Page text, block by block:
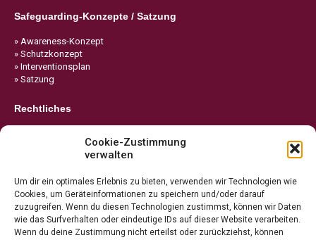
Cookie-Zustimmung
verwalten
Um dir ein optimales Erlebnis zu bieten, verwenden wir Technologien wie
Cookies, um Geräteinformationen zu speichern und/oder darauf
zuzugreifen. Wenn du diesen Technologien zustimmst, können wir Daten
wie das Surfverhalten oder eindeutige IDs auf dieser Website verarbeiten.
Wenn du deine Zustimmung nicht erteilst oder zurückziehst, können
Safeguarding-Konzepte / Satzung
» Awareness-Konzept
» Schutzkonzept
» Interventionsplan
» Satzung
Rechtliches
» Cookie-Richtlinie